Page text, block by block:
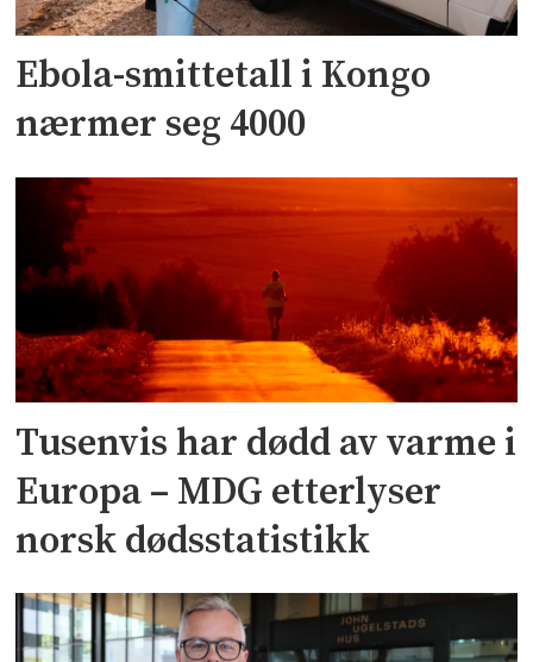
Ebola-smittetall i Kongo
nærmer seg 4000
Tusenvis har dødd av varme i
Europa – MDG etterlyser
norsk dødsstatistikk